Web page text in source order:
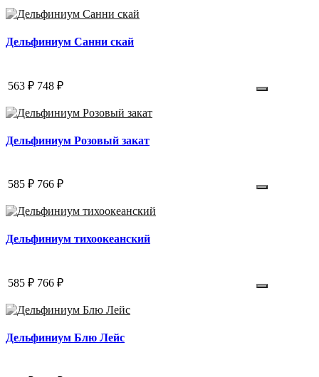
Дельфиниум Санни скай
563 ₽ 748 ₽
Дельфиниум Розовый закат
585 ₽ 766 ₽
Дельфиниум тихоокеанский
585 ₽ 766 ₽
Дельфиниум Блю Лейс